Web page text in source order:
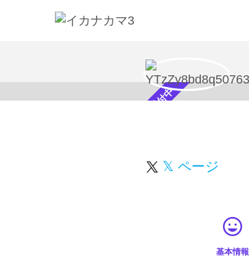
スカウト受付中
𝕏 ページ
基本情報